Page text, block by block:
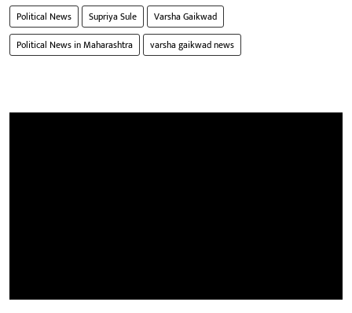
Political News Supriya Sule
Varsha Gaikwad
Political News in Maharashtra
varsha gaikwad news